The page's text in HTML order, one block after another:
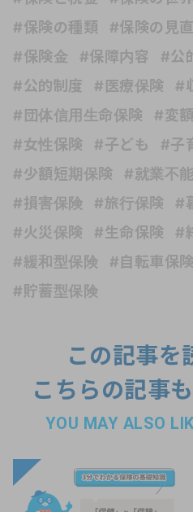
#保険の種類
#保険の見
#保険金
#保障内容
#公
#公的制度
#医療保険
#
#団体信用生命保険
#変
#女性保険
#子ども #子
#少額短期保険
#就業不
#損害保険
#旅行保険
#
#火災保険
#生命保険 #
#緩和型保険
#自転車保険
#貯蓄型保険
この記事を
こちらの記事
YOU MAY ALSO